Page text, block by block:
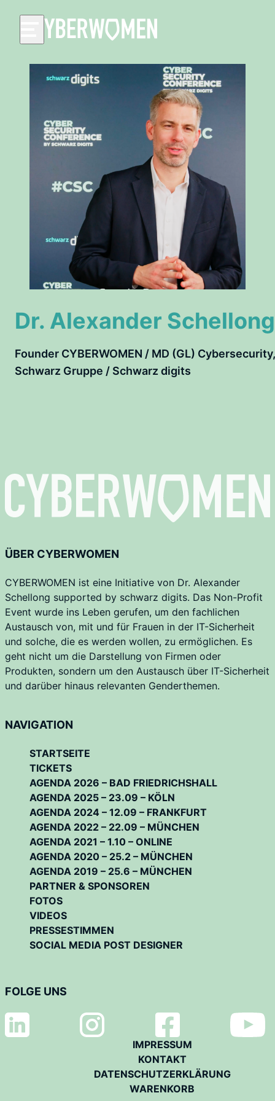
Dr. Alexander Schellong
Founder CYBERWOMEN / MD (GL) Cybersecurity,
Schwarz Gruppe / Schwarz digits
ÜBER CYBERWOMEN
CYBERWOMEN ist eine Initiative von Dr. Alexander
Schellong supported by schwarz digits. Das Non-Profit
Event wurde ins Leben gerufen, um den fachlichen
Austausch von, mit und für Frauen in der IT-Sicherheit
und solche, die es werden wollen, zu ermöglichen. Es
geht nicht um die Darstellung von Firmen oder
Produkten, sondern um den Austausch über IT-Sicherheit
und darüber hinaus relevanten Genderthemen.
NAVIGATION
STARTSEITE
TICKETS
AGENDA 2026 – BAD FRIEDRICHSHALL
AGENDA 2025 – 23.09 – KÖLN
AGENDA 2024 – 12.09 – FRANKFURT
AGENDA 2022 – 22.09 – MÜNCHEN
AGENDA 2021 – 1.10 – ONLINE
AGENDA 2020 – 25.2 – MÜNCHEN
AGENDA 2019 – 25.6 – MÜNCHEN
PARTNER & SPONSOREN
FOTOS
VIDEOS
PRESSESTIMMEN
SOCIAL MEDIA POST DESIGNER
FOLGE UNS
IMPRESSUM
KONTAKT
DATENSCHUTZERKLÄRUNG
WARENKORB